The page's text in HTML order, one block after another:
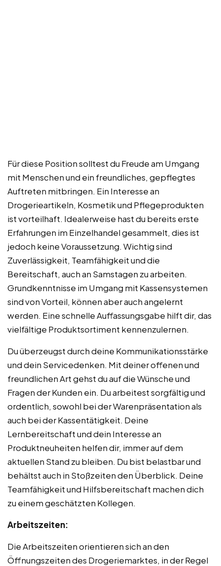
Für diese Position solltest du Freude am Umgang
mit Menschen und ein freundliches, gepflegtes
Auftreten mitbringen. Ein Interesse an
Drogerieartikeln, Kosmetik und Pflegeprodukten
ist vorteilhaft. Idealerweise hast du bereits erste
Erfahrungen im Einzelhandel gesammelt, dies ist
jedoch keine Voraussetzung. Wichtig sind
Zuverlässigkeit, Teamfähigkeit und die
Bereitschaft, auch an Samstagen zu arbeiten.
Grundkenntnisse im Umgang mit Kassensystemen
sind von Vorteil, können aber auch angelernt
werden. Eine schnelle Auffassungsgabe hilft dir, das
vielfältige Produktsortiment kennenzulernen.
Du überzeugst durch deine Kommunikationsstärke
und dein Servicedenken. Mit deiner offenen und
freundlichen Art gehst du auf die Wünsche und
Fragen der Kunden ein. Du arbeitest sorgfältig und
ordentlich, sowohl bei der Warenpräsentation als
auch bei der Kassentätigkeit. Deine
Lernbereitschaft und dein Interesse an
Produktneuheiten helfen dir, immer auf dem
aktuellen Stand zu bleiben. Du bist belastbar und
behältst auch in Stoßzeiten den Überblick. Deine
Teamfähigkeit und Hilfsbereitschaft machen dich
zu einem geschätzten Kollegen.
Arbeitszeiten:
Die Arbeitszeiten orientieren sich an den
Öffnungszeiten des Drogeriemarktes, in der Regel